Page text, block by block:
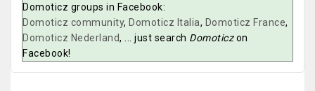
Domoticz groups in Facebook:
Domoticz community, Domoticz Italia, Domoticz France,
Domoticz Nederland, ... just search Domoticzon
Facebook!